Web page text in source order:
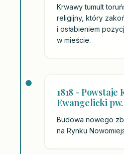
Krwawy tumult
religijny, który
i osłabieniem
w mieście.
1818 - Powstaje
Ewangelicki
Budowa nowego
na Rynku